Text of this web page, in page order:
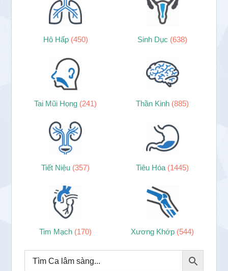
Hô Hấp (450) Sinh Dục (638)
Tai Mũi Họng (241) Thần Kinh (885)
Tiết Niệu (357) Tiêu Hóa (1445)
Tim Mạch (170) Xương Khớp (544)